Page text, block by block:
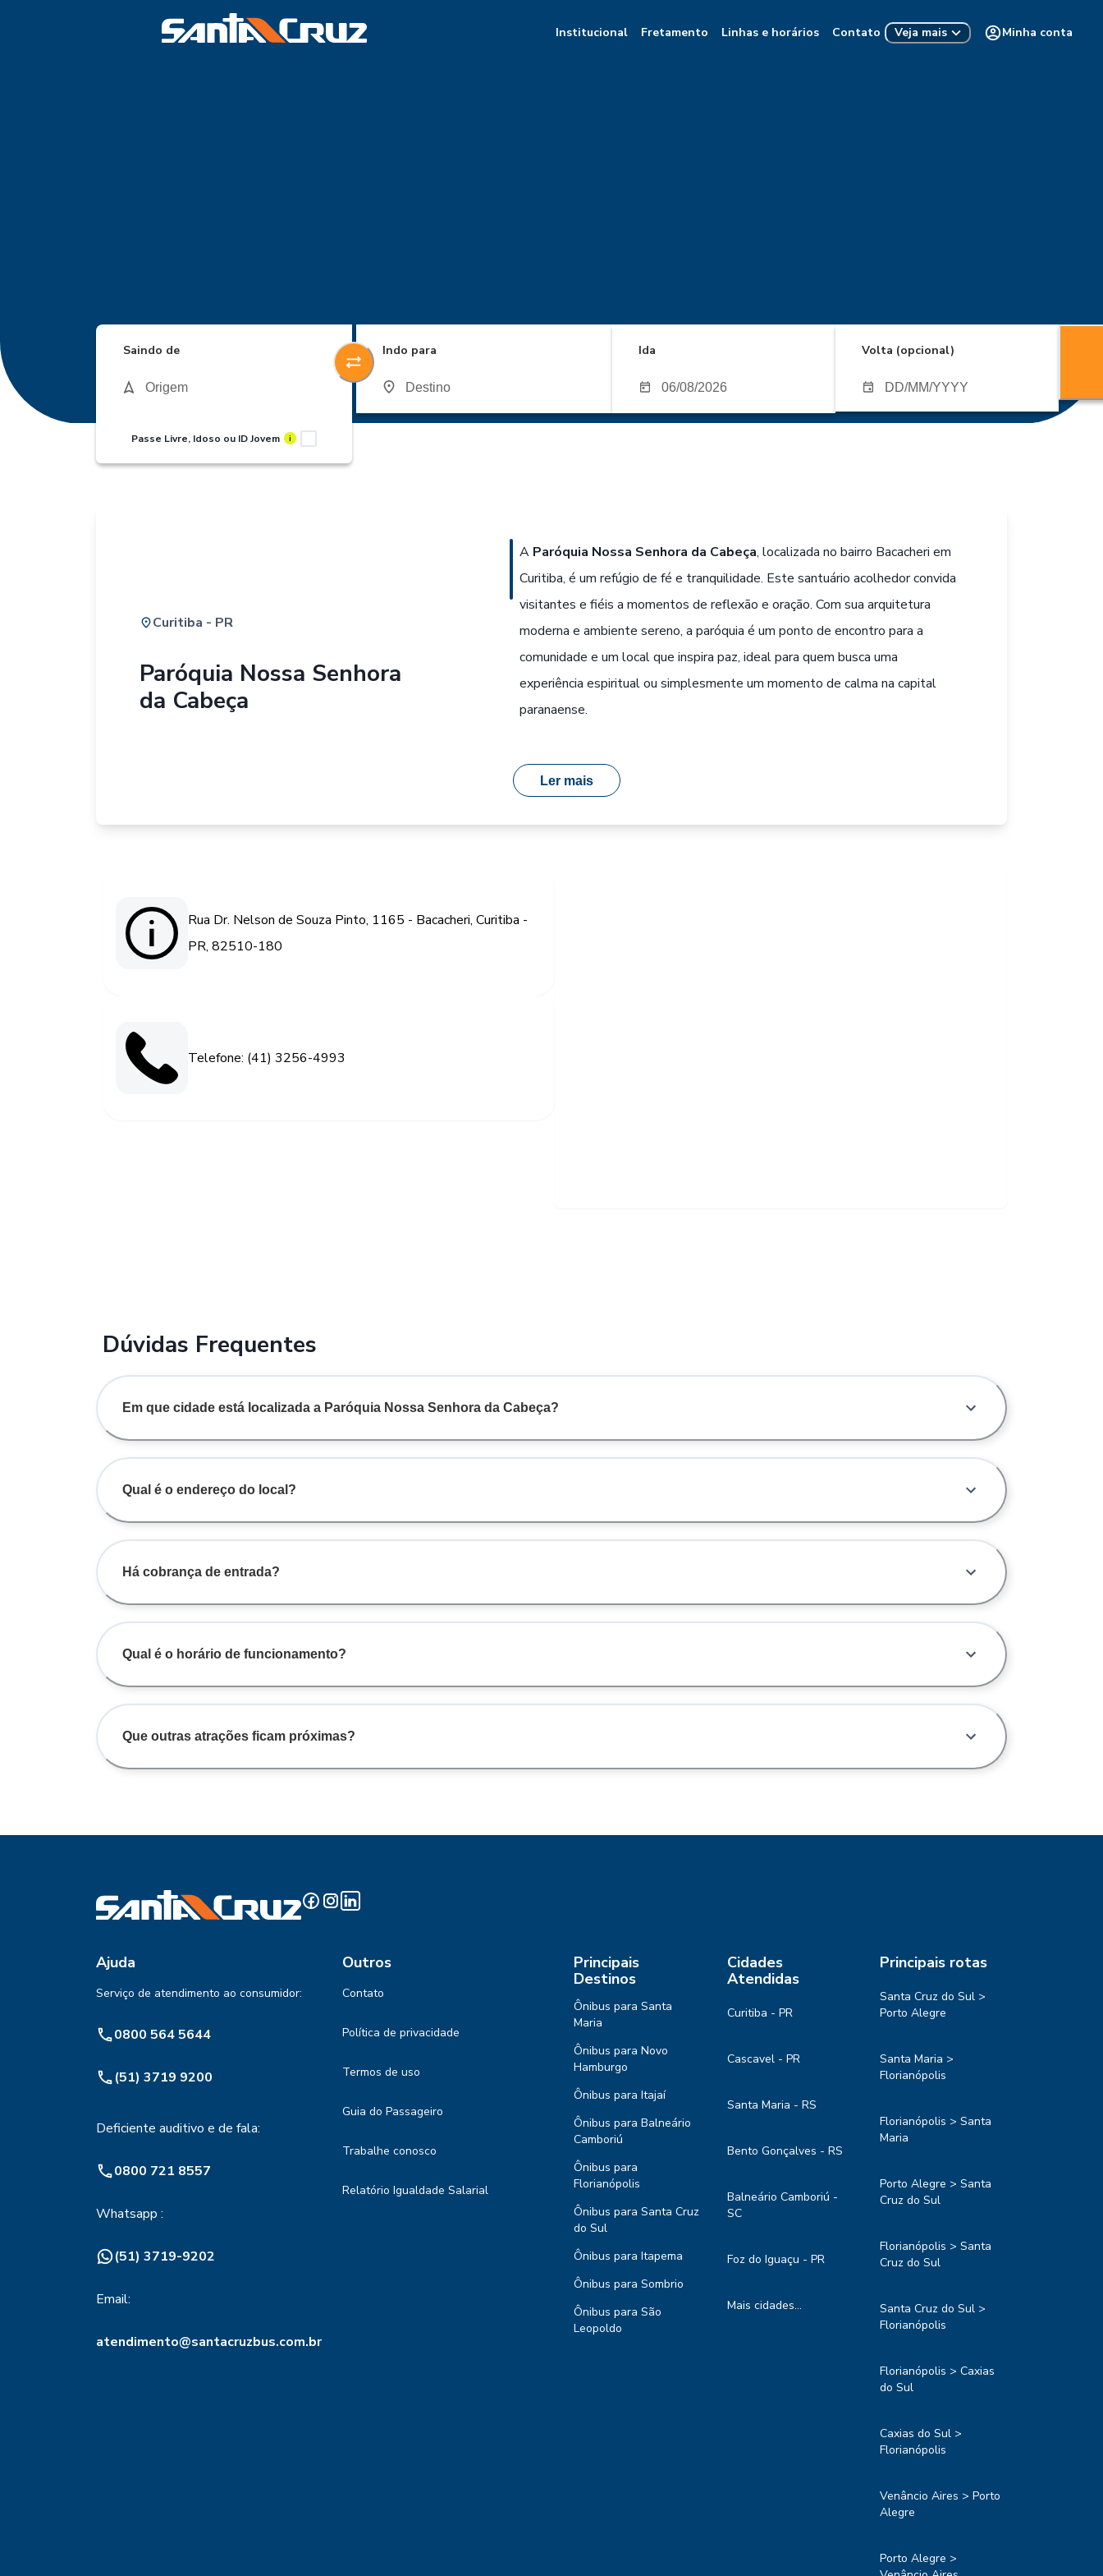
Institucional Fretamento Linhas e horários Contato Veja mais Minha conta
Saindo de
Passe Livre, Idoso ou ID Jovem i
Indo para Ida Volta (opcional)
Curitiba - PR
Paróquia Nossa Senhora
da Cabeça
A Paróquia Nossa Senhora da Cabeça, localizada no bairro Bacacheri em
Curitiba, é um refúgio de fé e tranquilidade. Este santuário acolhedor convida
visitantes e fiéis a momentos de reflexão e oração. Com sua arquitetura
moderna e ambiente sereno, a paróquia é um ponto de encontro para a
comunidade e um local que inspira paz, ideal para quem busca uma
experiência espiritual ou simplesmente um momento de calma na capital
paranaense.
Ler mais
Rua Dr. Nelson de Souza Pinto, 1165 - Bacacheri, Curitiba -
PR, 82510-180
Telefone: (41) 3256-4993
Dúvidas Frequentes
Em que cidade está localizada a Paróquia Nossa Senhora da Cabeça?
Qual é o endereço do local?
Há cobrança de entrada?
Qual é o horário de funcionamento?
Que outras atrações ficam próximas?
Ajuda
Serviço de atendimento ao consumidor:
0800 564 5644
(51) 3719 9200
Deficiente auditivo e de fala:
0800 721 8557
Whatsapp :
(51) 3719-9202
Email:
atendimento@santacruzbus.com.br
Outros
Contato
Política de privacidade
Termos de uso
Guia do Passageiro
Trabalhe conosco
Relatório Igualdade Salarial
Principais
Destinos
Ônibus para Santa
Maria
Ônibus para Novo
Hamburgo
Ônibus para Itajaí
Ônibus para Balneário
Camboriú
Ônibus para
Florianópolis
Ônibus para Santa Cruz
do Sul
Ônibus para Itapema
Ônibus para Sombrio
Ônibus para São
Leopoldo
Cidades
Atendidas
Curitiba - PR
Cascavel - PR
Santa Maria - RS
Bento Gonçalves - RS
Balneário Camboriú -
SC
Foz do Iguaçu - PR
Mais cidades...
Principais rotas
Santa Cruz do Sul >
Porto Alegre
Santa Maria >
Florianópolis
Florianópolis > Santa
Maria
Porto Alegre > Santa
Cruz do Sul
Florianópolis > Santa
Cruz do Sul
Santa Cruz do Sul >
Florianópolis
Florianópolis > Caxias
do Sul
Caxias do Sul >
Florianópolis
Venâncio Aires > Porto
Alegre
Porto Alegre >